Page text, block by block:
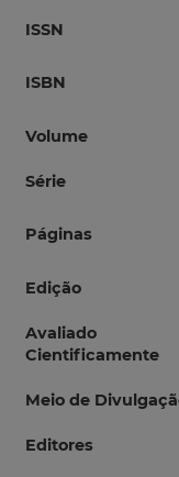
ISSN
ISBN
Volume
Série
Páginas
Edição
Avaliado
Cientificamente
Meio de
Editores